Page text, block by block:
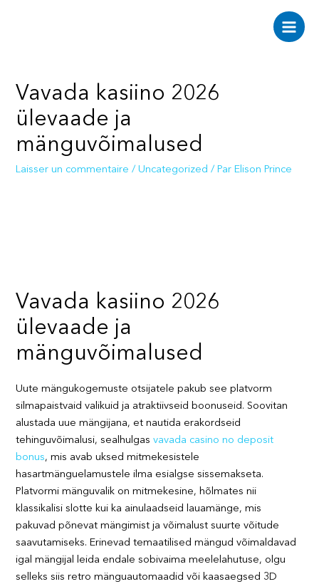
Main
Vavada kasiino 2026
ülevaade ja
mänguvõimalused
Laisser un commentaire /Uncategorized / Par Elison Prince
Vavada kasiino 2026
ülevaade ja
mänguvõimalused
Uute mängukogemuste otsijatele pakub see platvorm
silmapaistvaid valikuid ja atraktiivseid boonuseid. Soovitan
alustada uue mängijana, et nautida erakordseid
tehinguvõimalusi, sealhulgasvavada casino no deposit
bonus, mis avab uksed mitmekesistele
hasartmänguelamustele ilma esialgse sissemakseta.
Platvormi mänguvalik on mitmekesine, hõlmates nii
klassikalisi slotte kui ka ainulaadseid lauamänge, mis
pakuvad põnevat mängimist ja võimalust suurte võitude
saavutamiseks. Erinevad temaatilised mängud võimaldavad
igal mängijal leida endale sobivaima meelelahutuse, olgu
selleks siis retro mänguautomaadid või kaasaegsed 3D